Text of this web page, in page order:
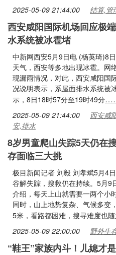
2025-05-09 21:44:00 结算,管
西安咸阳国际机场回应极
水系统被冰雹堵
中新网西安5月9日电 (杨英琦)8
天气，西安等多地出现冰雹。网
现漏雨情况，对此，西安咸阳国
况说明表示，系屋面排水系统被
示，8日18时57分至19时49分
2025-05-09 21:44:00
西安咸
安,排水
8岁男童爬山失踪5天仍在
存面临三大挑
极目新闻记者 刘毅 刘孝斌5月4
谷解失踪，搜救仍在持续。5月9
介绍，每天上山就需要一两个小
同时，山上地势复杂、气候多变
5米，看路都困难，搜寻难度也
2025-05-09 22:00:00 野外生
“鞋王”家族内斗！儿媳才